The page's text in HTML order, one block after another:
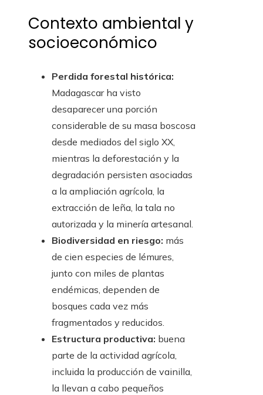
Contexto ambiental y
socioeconómico
Perdida forestal histórica:
Madagascar ha visto
desaparecer una porción
considerable de su masa boscosa
desde mediados del siglo XX,
mientras la deforestación y la
degradación persisten asociadas
a la ampliación agrícola, la
extracción de leña, la tala no
autorizada y la minería artesanal.
Biodiversidad en riesgo: más
de cien especies de lémures,
junto con miles de plantas
endémicas, dependen de
bosques cada vez más
fragmentados y reducidos.
Estructura productiva: buena
parte de la actividad agrícola,
incluida la producción de vainilla,
la llevan a cabo pequeños